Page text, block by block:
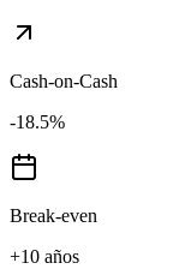
Cash-on-Cash
-18.5%
Break-even
+10 años